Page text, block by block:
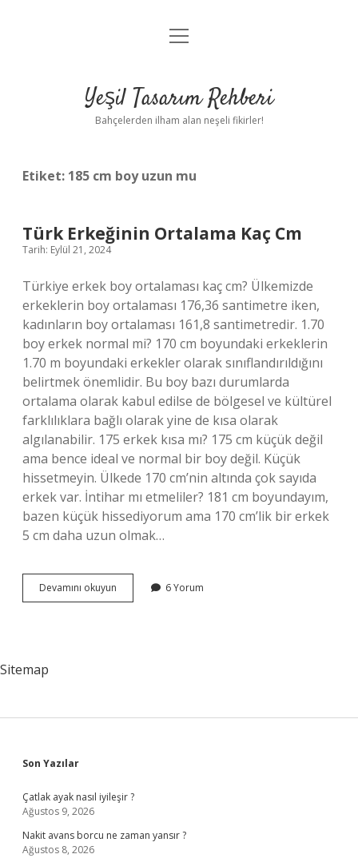
Anasayfa
Yasal Uyarı
menüyü
Yeşil Tasarım Rehberi
Bahçelerden ilham alan neşeli fikirler!
Etiket: 185 cm boy uzun mu
Türk Erkeğinin Ortalama Kaç Cm
Tarih: Eylül 21, 2024
Türkiye erkek boy ortalaması kaç cm? Ülkemizde
erkeklerin boy ortalaması 176,36 santimetre iken,
kadınların boy ortalaması 161,8 santimetredir. 1.70
boy erkek normal mi? 170 cm boyundaki erkeklerin
1.70 m boyundaki erkekler olarak sınıflandırıldığını
belirtmek önemlidir. Bu boy bazı durumlarda
ortalama olarak kabul edilse de bölgesel ve kültürel
farklılıklara bağlı olarak yine de kısa olarak
algılanabilir. 175 erkek kısa mı? 175 cm küçük değil
ama bence ideal ve normal bir boy değil. Küçük
hissetmeyin. Ülkede 170 cm’nin altında çok sayıda
erkek var. İntihar mı etmeliler? 181 cm boyundayım,
bazen küçük hissediyorum ama 170 cm’lik bir erkek
5 cm daha uzun olmak…
Devamını okuyun
Erkeğinin
6 Yorum
Sitemap
Sidebar
Son Yazılar
Çatlak ayak nasıl iyileşir ?
Ağustos 9, 2026
Nakit avans borcu ne zaman yansır ?
Ağustos 8, 2026